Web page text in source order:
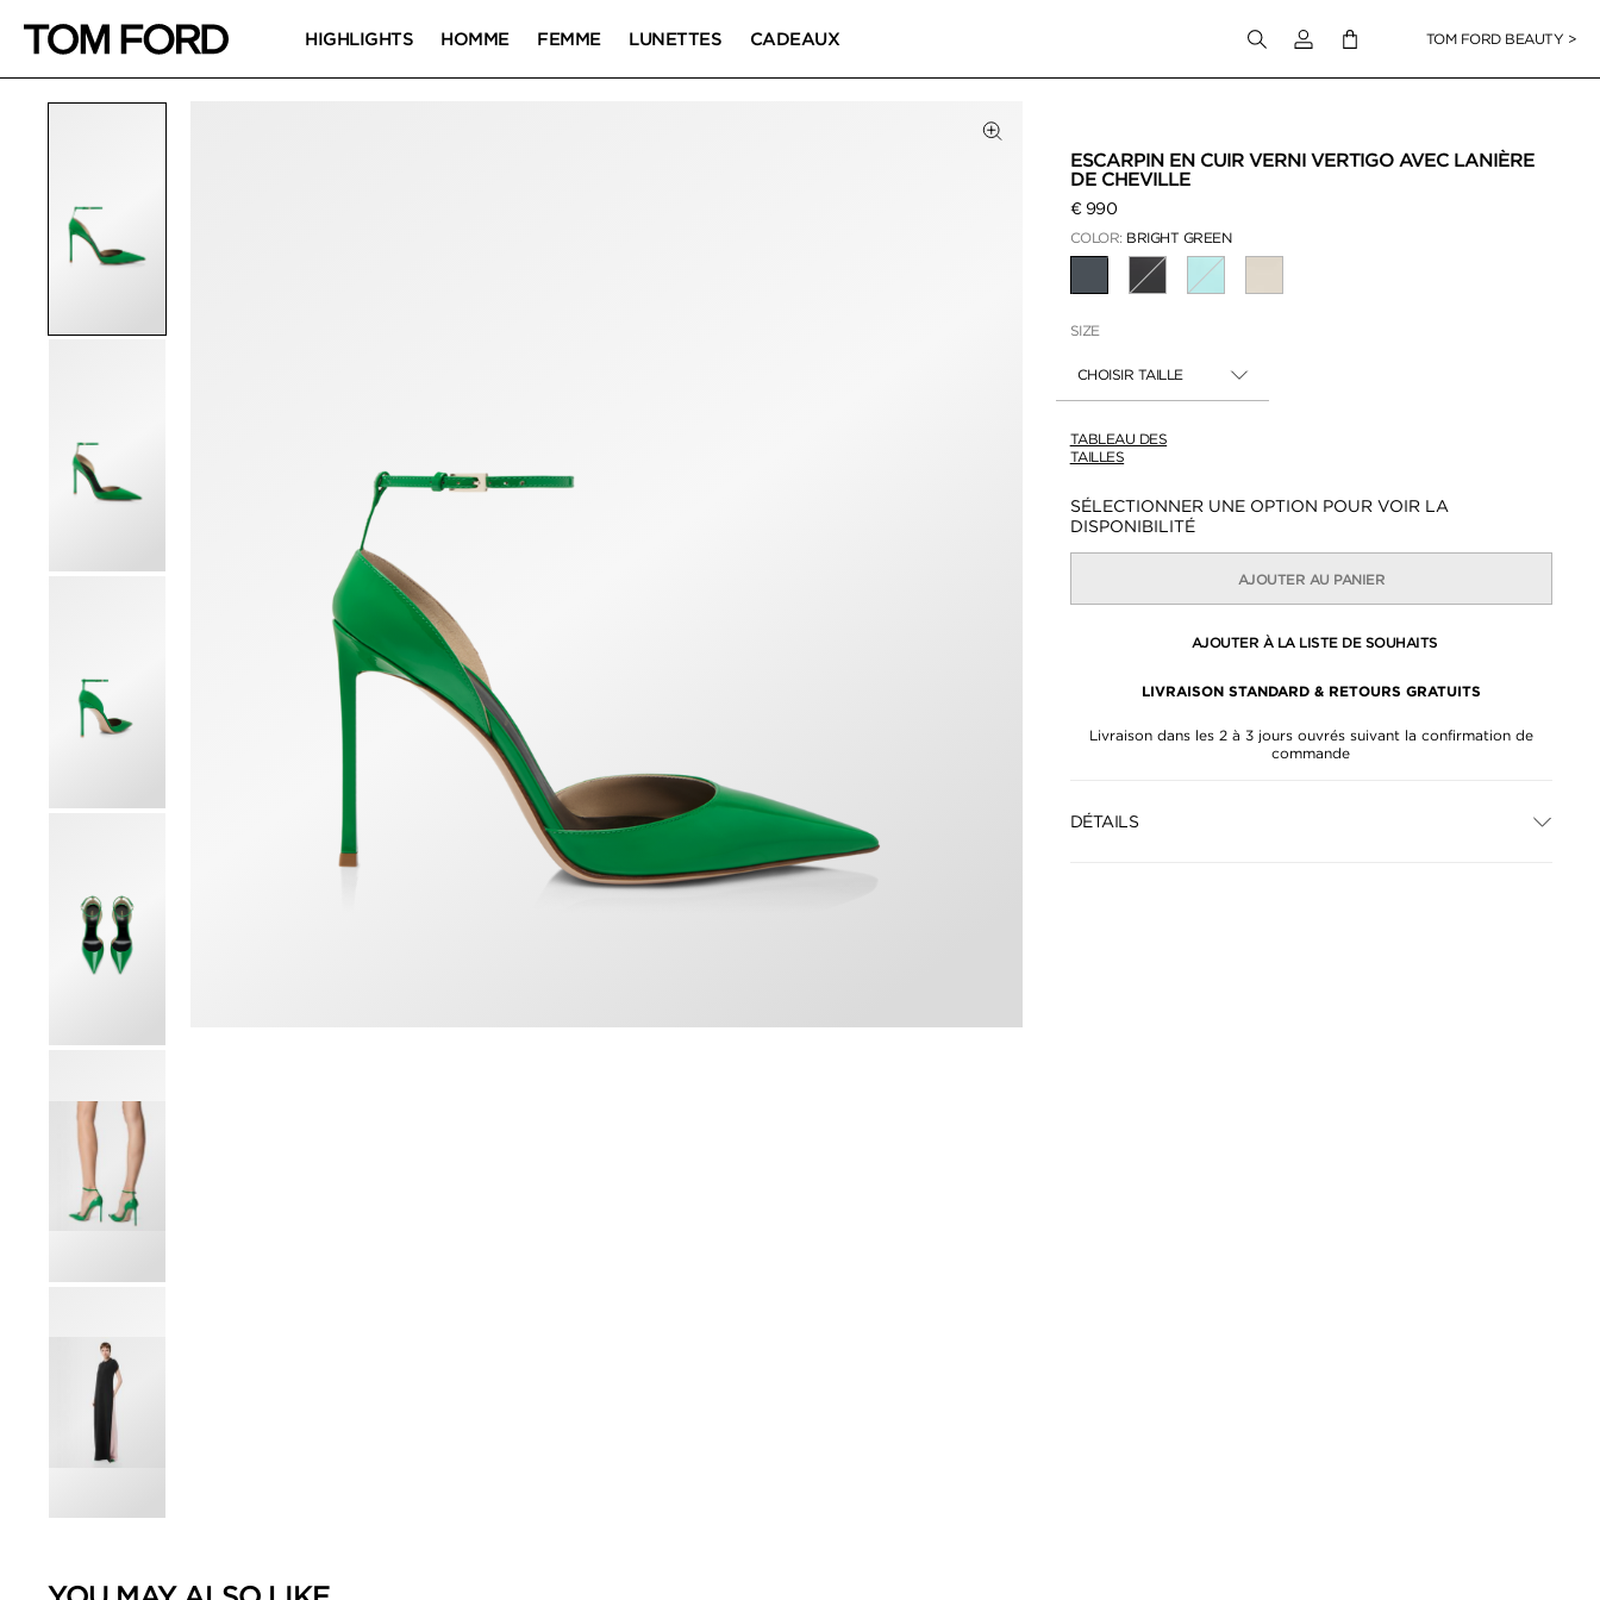
HIGHLIGHTS HOMME FEMME LUNETTES CADEAUX Connectez-vous à votre compte
TOM FORD BEAUTY >
ESCARPIN EN CUIR VERNI VERTIGO AVEC LANIÈRE
DE CHEVILLE
€ 990
COLOR: BRIGHT GREEN
SÉLECTIONNÉ
SIZE
CHOISIR TAILLE
TABLEAU DES
TAILLES
Disponibilité:
SÉLECTIONNER UNE OPTION POUR VOIR LA
DISPONIBILITÉ
AJOUTER AU PANIER
AJOUTER À LA LISTE DE SOUHAITS
LIVRAISON STANDARD & RETOURS GRATUITS
Livraison dans les 2 à 3 jours ouvrés suivant la confirmation de
commande
DÉTAILS